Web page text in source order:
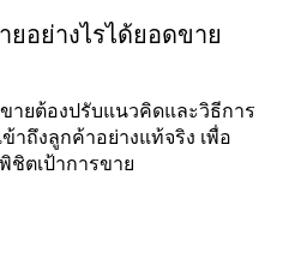
ยอย่างไรได้ยอดขาย
ายต้องปรับแนวคิดและวิธีการ
าถึงลูกค้าอย่างแท้จริง เพื่อ
ตเป้าการขาย